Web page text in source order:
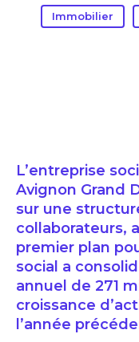
Immobilier
L’entreprise
Avignon Grand
sur une
collaborateurs,
premier plan
social a
annuel de 271
croissance
l’année